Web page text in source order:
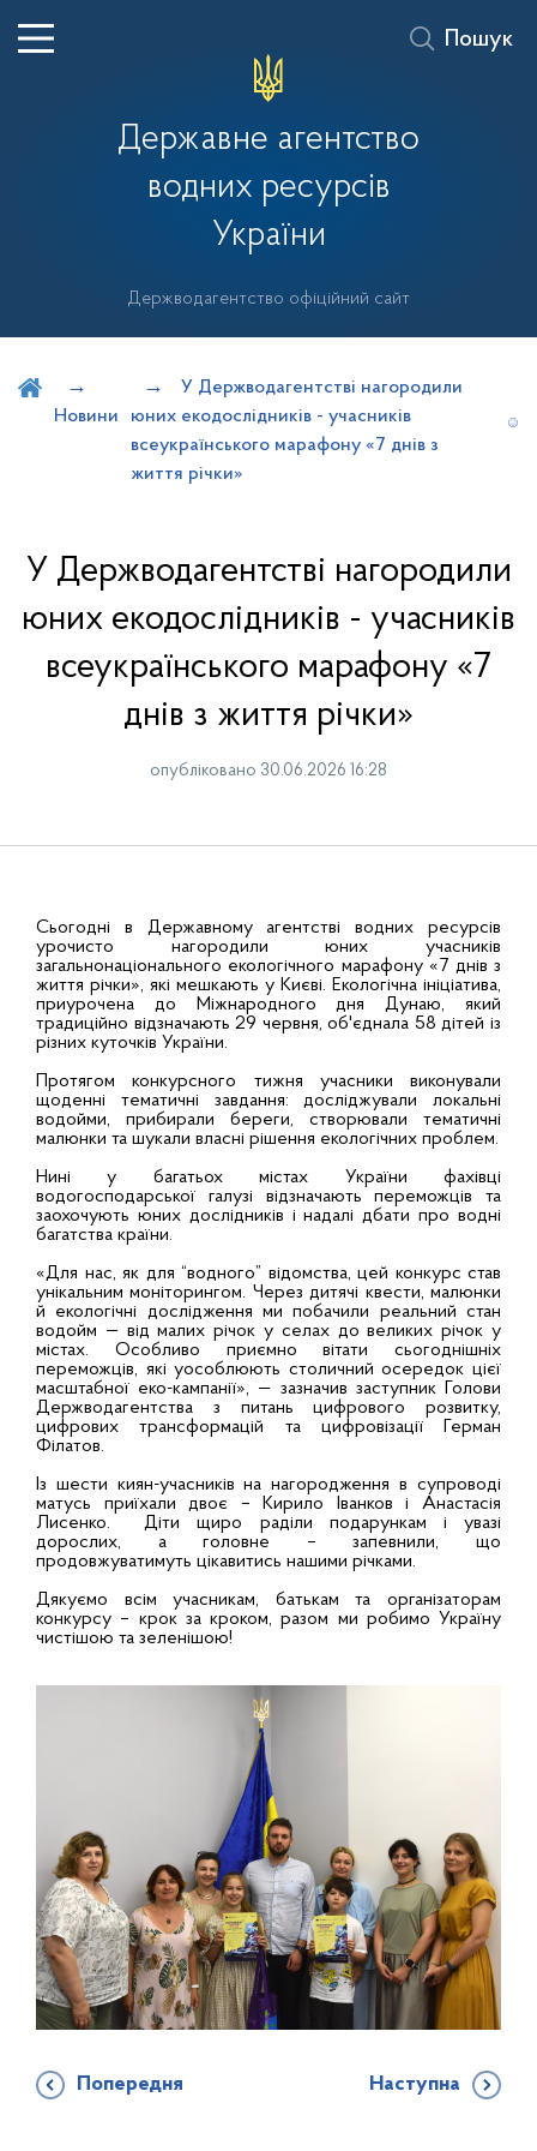
Державне агентство
водних ресурсів
України
Держводагентство офіційний сайт
Пошук
Новини
У Держводагентстві нагородили
юних екодослідників - учасників
всеукраїнського марафону «7 днів з
життя річки»
У Держводагентстві нагородили
юних екодослідників - учасників
всеукраїнського марафону «7
днів з життя річки»
опубліковано 30.06.2026 16:28
Сьогодні в Державному агентстві водних ресурсів
урочисто нагородили юних учасників
загальнонаціонального екологічного марафону «7 днів з
життя річки», які мешкають у Києві. Екологічна ініціатива,
приурочена до Міжнародного дня Дунаю, який
традиційно відзначають 29 червня, об'єднала 58 дітей із
різних куточків України.
Протягом конкурсного тижня учасники виконували
щоденні тематичні завдання: досліджували локальні
водойми, прибирали береги, створювали тематичні
малюнки та шукали власні рішення екологічних проблем.
Нині у багатьох містах України фахівці
водогосподарської галузі відзначають переможців та
заохочують юних дослідників і надалі дбати про водні
багатства країни.
«Для нас, як для “водного” відомства, цей конкурс став
унікальним моніторингом. Через дитячі квести, малюнки
й екологічні дослідження ми побачили реальний стан
водойм — від малих річок у селах до великих річок у
містах. Особливо приємно вітати сьогоднішніх
переможців, які уособлюють столичний осередок цієї
масштабної еко-кампанії», — зазначив заступник Голови
Держводагентства з питань цифрового розвитку,
цифрових трансформацій та цифровізації Герман
Філатов.
Із шести киян-учасників на нагородження в супроводі
матусь приїхали двоє – Кирило Іванков і Анастасія
Лисенко. Діти щиро раділи подарункам і увазі
дорослих, а головне – запевнили, що
продовжуватимуть цікавитись нашими річками.
Дякуємо всім учасникам, батькам та організаторам
конкурсу – крок за кроком, разом ми робимо Україну
чистішою та зеленішою!
Попередня Наступна